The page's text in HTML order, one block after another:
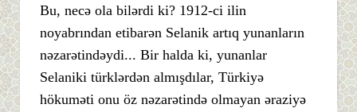
Bu, necə ola bilərdi ki? 1912-ci ilin
noyabrından etibarən Selanik artıq yunanların
nəzarətindəydi... Bir halda ki, yunanlar
Selaniki türklərdən almışdılar, Türkiyə
hökuməti onu öz nəzarətində olmayan əraziyə